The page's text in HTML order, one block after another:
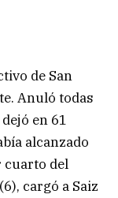
de San
Anuló todas
en 61
alcanzado
cuarto del
cargó a Saiz